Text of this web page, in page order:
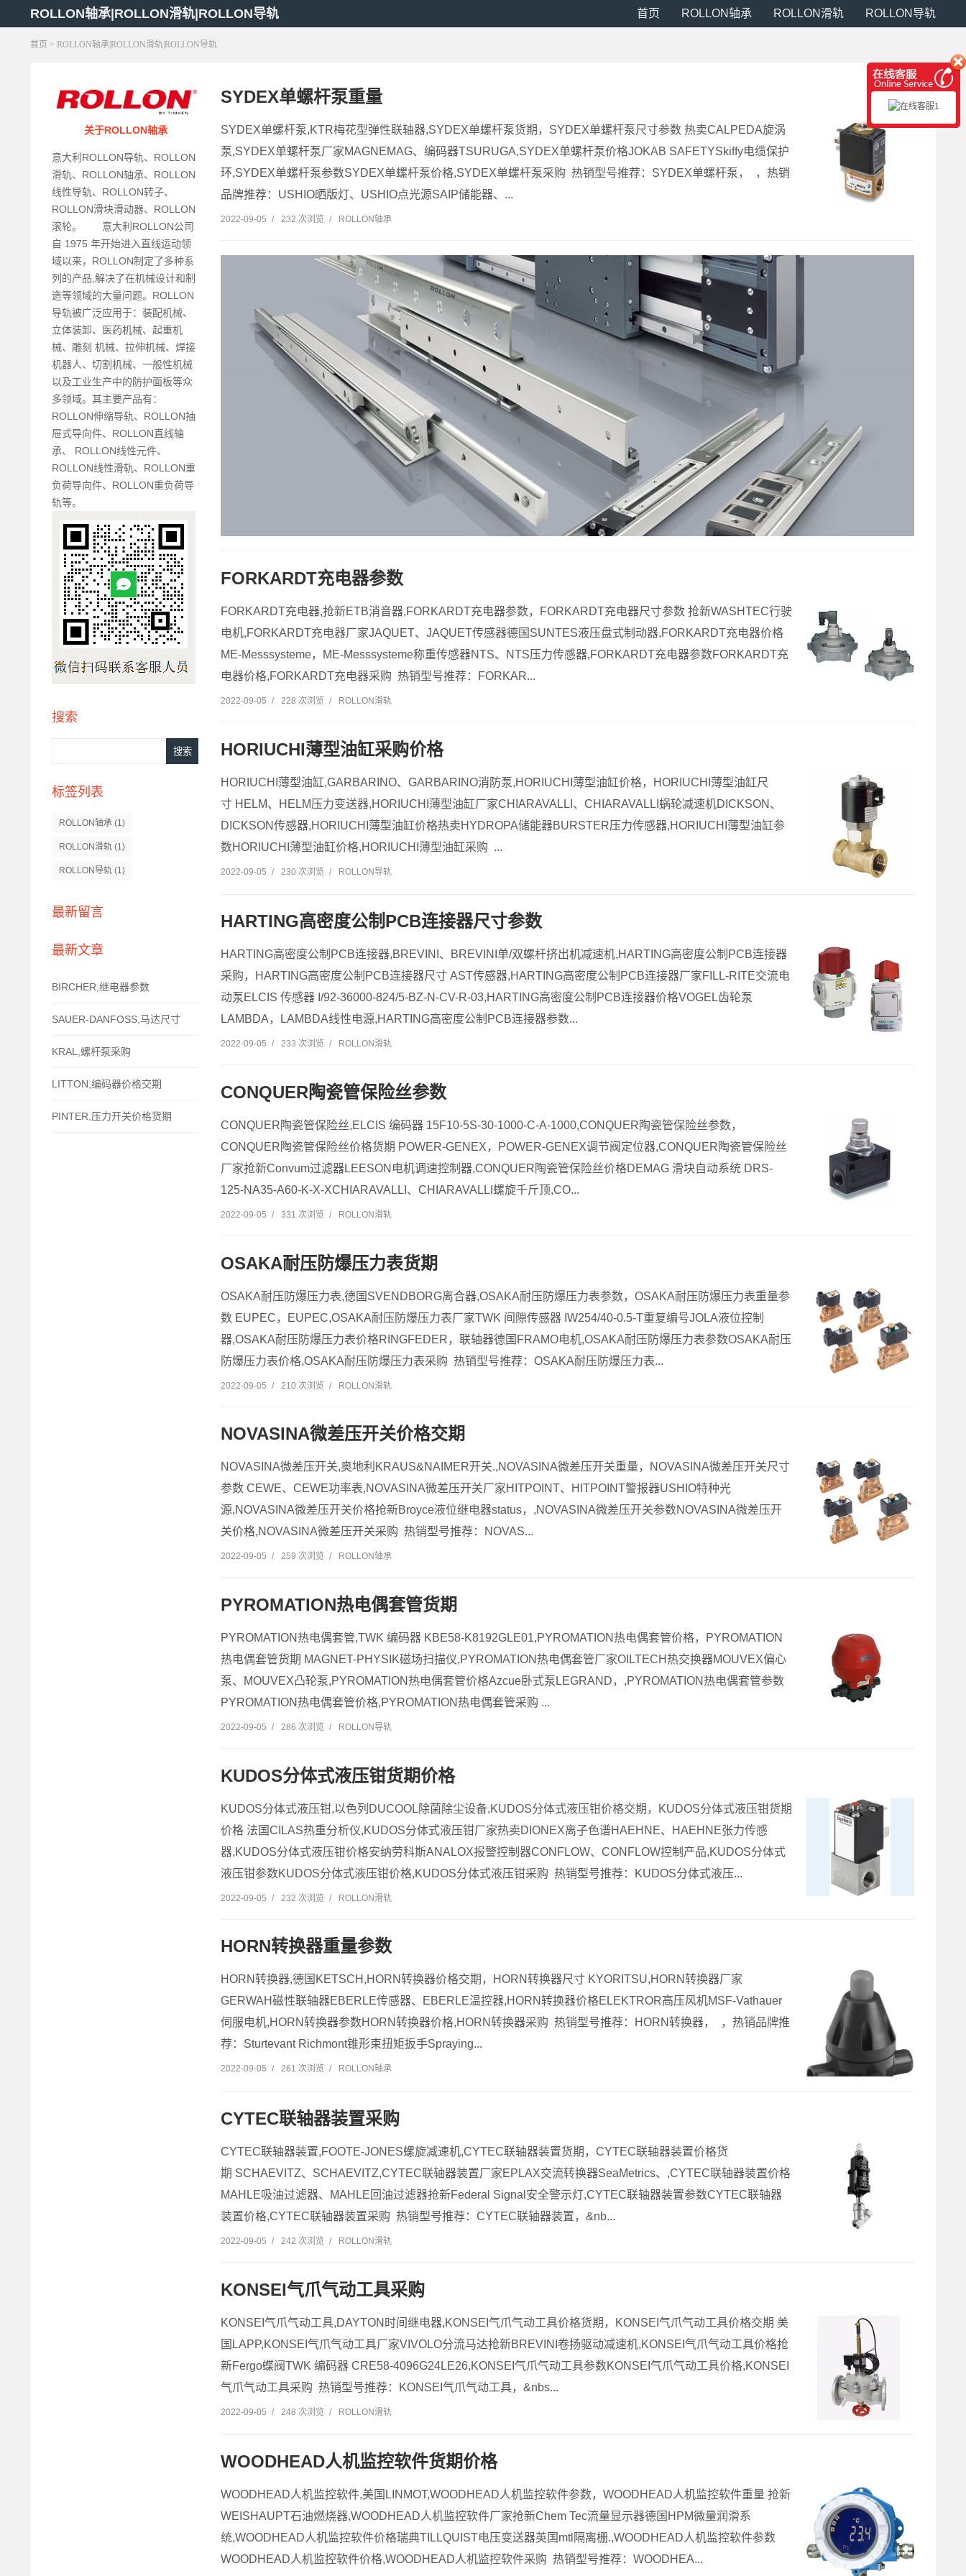
ROLLON轴承|ROLLON滑轨|ROLLON导轨 首页 ROLLON轴承 ROLLON滑轨 ROLLON导轨
首页 > ROLLON轴承|ROLLON滑轨|ROLLON导轨
关于ROLLON轴承
意大利ROLLON导轨、ROLLON
滑轨、ROLLON轴承、ROLLON
线性导轨、ROLLON转子、
ROLLON滑块滑动器、ROLLON
滚轮。 意大利ROLLON公司
自 1975 年开始进入直线运动领
域以来，ROLLON制定了多种系
列的产品,解决了在机械设计和制
造等领域的大量问题。ROLLON
导轨被广泛应用于：装配机械、
立体装卸、医药机械、起重机
械、雕刻 机械、拉伸机械、焊接
机器人、切割机械、一般性机械
以及工业生产中的防护面板等众
多领域。其主要产品有：
ROLLON伸缩导轨、ROLLON抽
屉式导向件、ROLLON直线轴
承、 ROLLON线性元件、
ROLLON线性滑轨、ROLLON重
负荷导向件、ROLLON重负荷导
轨等。
搜索
标签列表
ROLLON轴承 (1)
ROLLON滑轨 (1)
ROLLON导轨 (1)
最新留言
最新文章
BIRCHER,继电器参数
SAUER-DANFOSS,马达尺寸
KRAL,螺杆泵采购
LITTON,编码器价格交期
PINTER,压力开关价格货期
SYDEX单螺杆泵重量
SYDEX单螺杆泵,KTR梅花型弹性联轴器,SYDEX单螺杆泵货期，SYDEX单螺杆泵尺寸参数 热卖CALPEDA旋涡
泵,SYDEX单螺杆泵厂家MAGNEMAG、编码器TSURUGA,SYDEX单螺杆泵价格JOKAB SAFETYSkiffy电缆保护
环,SYDEX单螺杆泵参数SYDEX单螺杆泵价格,SYDEX单螺杆泵采购 热销型号推荐：SYDEX单螺杆泵， ，热销
品牌推荐：USHIO晒版灯、USHIO点光源SAIP储能器、...
2022-09-05 / 232 次浏览 / ROLLON轴承
FORKARDT充电器参数
FORKARDT充电器,抢新ETB消音器,FORKARDT充电器参数，FORKARDT充电器尺寸参数 抢新WASHTEC行驶
电机,FORKARDT充电器厂家JAQUET、JAQUET传感器德国SUNTES液压盘式制动器,FORKARDT充电器价格
ME-Messsysteme，ME-Messsysteme称重传感器NTS、NTS压力传感器,FORKARDT充电器参数FORKARDT充
电器价格,FORKARDT充电器采购 热销型号推荐：FORKAR...
2022-09-05 / 228 次浏览 / ROLLON滑轨
HORIUCHI薄型油缸采购价格
HORIUCHI薄型油缸,GARBARINO、GARBARINO消防泵,HORIUCHI薄型油缸价格，HORIUCHI薄型油缸尺
寸 HELM、HELM压力变送器,HORIUCHI薄型油缸厂家CHIARAVALLI、CHIARAVALLI蜗轮减速机DICKSON、
DICKSON传感器,HORIUCHI薄型油缸价格热卖HYDROPA储能器BURSTER压力传感器,HORIUCHI薄型油缸参
数HORIUCHI薄型油缸价格,HORIUCHI薄型油缸采购 ...
2022-09-05 / 230 次浏览 / ROLLON导轨
HARTING高密度公制PCB连接器尺寸参数
HARTING高密度公制PCB连接器,BREVINI、BREVINI单/双螺杆挤出机减速机,HARTING高密度公制PCB连接器
采购，HARTING高密度公制PCB连接器尺寸 AST传感器,HARTING高密度公制PCB连接器厂家FILL-RITE交流电
动泵ELCIS 传感器 I/92-36000-824/5-BZ-N-CV-R-03,HARTING高密度公制PCB连接器价格VOGEL齿轮泵
LAMBDA，LAMBDA线性电源,HARTING高密度公制PCB连接器参数...
2022-09-05 / 233 次浏览 / ROLLON滑轨
CONQUER陶瓷管保险丝参数
CONQUER陶瓷管保险丝,ELCIS 编码器 15F10-5S-30-1000-C-A-1000,CONQUER陶瓷管保险丝参数，
CONQUER陶瓷管保险丝价格货期 POWER-GENEX，POWER-GENEX调节阀定位器,CONQUER陶瓷管保险丝
厂家抢新Convum过滤器LEESON电机调速控制器,CONQUER陶瓷管保险丝价格DEMAG 滑块自动系统 DRS-
125-NA35-A60-K-X-XCHIARAVALLI、CHIARAVALLI螺旋千斤顶,CO...
2022-09-05 / 331 次浏览 / ROLLON滑轨
OSAKA耐压防爆压力表货期
OSAKA耐压防爆压力表,德国SVENDBORG离合器,OSAKA耐压防爆压力表参数，OSAKA耐压防爆压力表重量参
数 EUPEC，EUPEC,OSAKA耐压防爆压力表厂家TWK 间隙传感器 IW254/40-0.5-T重复编号JOLA液位控制
器,OSAKA耐压防爆压力表价格RINGFEDER，联轴器德国FRAMO电机,OSAKA耐压防爆压力表参数OSAKA耐压
防爆压力表价格,OSAKA耐压防爆压力表采购 热销型号推荐：OSAKA耐压防爆压力表...
2022-09-05 / 210 次浏览 / ROLLON滑轨
NOVASINA微差压开关价格交期
NOVASINA微差压开关,奥地利KRAUS&NAIMER开关.,NOVASINA微差压开关重量，NOVASINA微差压开关尺寸
参数 CEWE、CEWE功率表,NOVASINA微差压开关厂家HITPOINT、HITPOINT警报器USHIO特种光
源,NOVASINA微差压开关价格抢新Broyce液位继电器status，,NOVASINA微差压开关参数NOVASINA微差压开
关价格,NOVASINA微差压开关采购 热销型号推荐：NOVAS...
2022-09-05 / 259 次浏览 / ROLLON轴承
PYROMATION热电偶套管货期
PYROMATION热电偶套管,TWK 编码器 KBE58-K8192GLE01,PYROMATION热电偶套管价格，PYROMATION
热电偶套管货期 MAGNET-PHYSIK磁场扫描仪,PYROMATION热电偶套管厂家OILTECH热交换器MOUVEX偏心
泵、MOUVEX凸轮泵,PYROMATION热电偶套管价格Azcue卧式泵LEGRAND，,PYROMATION热电偶套管参数
PYROMATION热电偶套管价格,PYROMATION热电偶套管采购 ...
2022-09-05 / 286 次浏览 / ROLLON导轨
KUDOS分体式液压钳货期价格
KUDOS分体式液压钳,以色列DUCOOL除菌除尘设备,KUDOS分体式液压钳价格交期，KUDOS分体式液压钳货期
价格 法国CILAS热重分析仪,KUDOS分体式液压钳厂家热卖DIONEX离子色谱HAEHNE、HAEHNE张力传感
器,KUDOS分体式液压钳价格安纳劳科斯ANALOX报警控制器CONFLOW、CONFLOW控制产品,KUDOS分体式
液压钳参数KUDOS分体式液压钳价格,KUDOS分体式液压钳采购 热销型号推荐：KUDOS分体式液压...
2022-09-05 / 232 次浏览 / ROLLON滑轨
HORN转换器重量参数
HORN转换器,德国KETSCH,HORN转换器价格交期，HORN转换器尺寸 KYORITSU,HORN转换器厂家
GERWAH磁性联轴器EBERLE传感器、EBERLE温控器,HORN转换器价格ELEKTROR高压风机MSF-Vathauer
伺服电机,HORN转换器参数HORN转换器价格,HORN转换器采购 热销型号推荐：HORN转换器， ，热销品牌推
荐：Sturtevant Richmont锥形束扭矩扳手Spraying...
2022-09-05 / 261 次浏览 / ROLLON轴承
CYTEC联轴器装置采购
CYTEC联轴器装置,FOOTE-JONES螺旋减速机,CYTEC联轴器装置货期，CYTEC联轴器装置价格货
期 SCHAEVITZ、SCHAEVITZ,CYTEC联轴器装置厂家EPLAX交流转换器SeaMetrics、,CYTEC联轴器装置价格
MAHLE吸油过滤器、MAHLE回油过滤器抢新Federal Signal安全警示灯,CYTEC联轴器装置参数CYTEC联轴器
装置价格,CYTEC联轴器装置采购 热销型号推荐：CYTEC联轴器装置，&nb...
2022-09-05 / 242 次浏览 / ROLLON滑轨
KONSEI气爪气动工具采购
KONSEI气爪气动工具,DAYTON时间继电器,KONSEI气爪气动工具价格货期，KONSEI气爪气动工具价格交期 美
国LAPP,KONSEI气爪气动工具厂家VIVOLO分流马达抢新BREVINI卷扬驱动减速机,KONSEI气爪气动工具价格抢
新Fergo蝶阀TWK 编码器 CRE58-4096G24LE26,KONSEI气爪气动工具参数KONSEI气爪气动工具价格,KONSEI
气爪气动工具采购 热销型号推荐：KONSEI气爪气动工具，&nbs...
2022-09-05 / 248 次浏览 / ROLLON滑轨
WOODHEAD人机监控软件货期价格
WOODHEAD人机监控软件,美国LINMOT,WOODHEAD人机监控软件参数，WOODHEAD人机监控软件重量 抢新
WEISHAUPT石油燃烧器,WOODHEAD人机监控软件厂家抢新Chem Tec流量显示器德国HPM微量润滑系
统,WOODHEAD人机监控软件价格瑞典TILLQUIST电压变送器英国mtl隔离栅.,WOODHEAD人机监控软件参数
WOODHEAD人机监控软件价格,WOODHEAD人机监控软件采购 热销型号推荐：WOODHEA...